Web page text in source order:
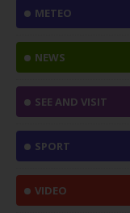
METEO
NEWS
SEE AND VISIT
SPORT
VIDEO